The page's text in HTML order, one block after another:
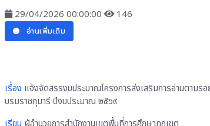
29/04/2026 00:00:00
146
อ่านเพิ่มเติม
เรื่อง แจ้งจัดสรรงบประมาณโครงการส่งเสริมการอ่านตามร
บรมราชกุมารี ปีงบประมาณ ๒๕๖๙